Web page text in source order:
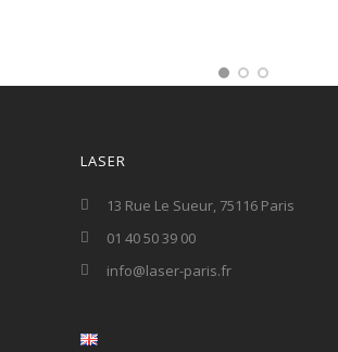
LASER
13 Rue Le Sueur, 75116 Paris
01 40 50 39 00
info@laser-paris.fr